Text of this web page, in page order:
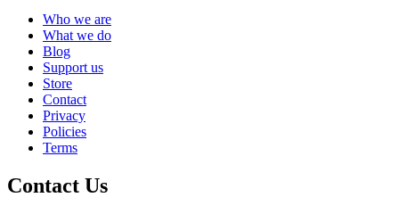
Who we are
What we do
Blog
Support us
Store
Contact
Privacy
Policies
Terms
Contact Us